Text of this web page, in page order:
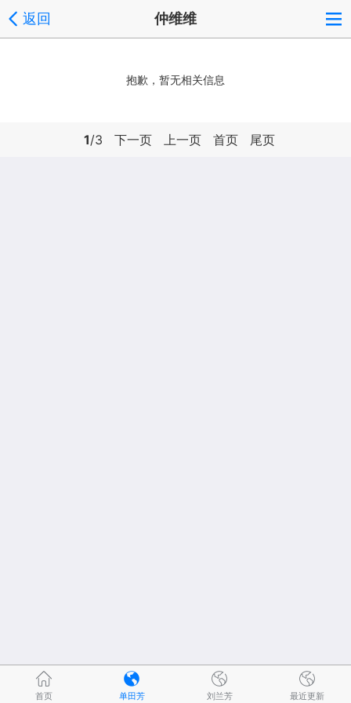
返回 仲维维
抱歉，暂无相关信息
1/3 下一页 上一页 首页 尾页
首页 单田芳 刘兰芳 最近更新